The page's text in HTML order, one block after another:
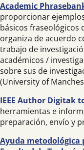
Academic
proporcionar
básicos fraseológicos
organiza de acuerdo
trabajo de
académicos /
sobre sus de
(University of
IEEE Author Digitak
herramientas e
preparación, envío y
Ayuda metodológica